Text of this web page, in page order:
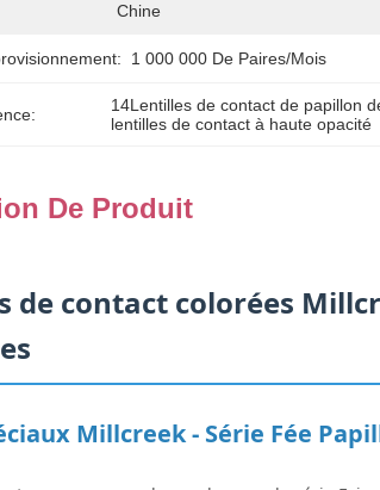
Chine
1 000 000 De Paires/mois
14Lentilles de contact de papillon
lentilles de contact à haute opacité
De Produit
de contact colorées
Millcreek - Série Fée